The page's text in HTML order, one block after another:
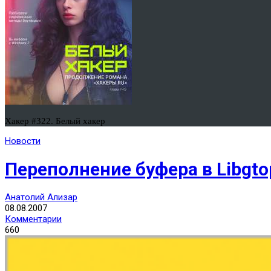
Хакер #322. Белый хакер
Новости
Переполнение буфера в
Анатолий Ализар
08.08.2007
Комментарии
660